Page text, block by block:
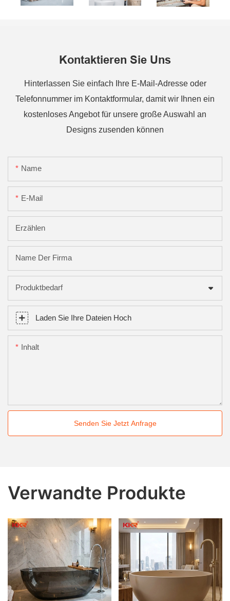
Kontaktieren Sie Uns
Hinterlassen Sie einfach Ihre E-Mail-Adresse oder
Telefonnummer im Kontaktformular, damit wir Ihnen ein
kostenloses Angebot für unsere große Auswahl an
Designs zusenden können
Name
E-Mail
Erzählen
Name Der Firma
Produktbedarf
Laden Sie Ihre Dateien Hoch
Inhalt
Senden Sie Jetzt Anfrage
Verwandte Produkte